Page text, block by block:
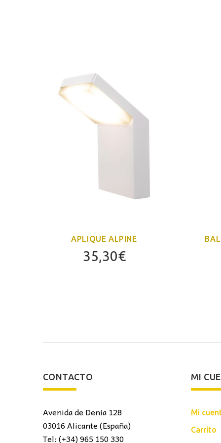
APLIQUE ALPINE
35,30€
CONTACTO
Avenida de Denia 128
03016 Alicante (España)
Tel: (+34) 965 150 330
MI
Mi
Carrito